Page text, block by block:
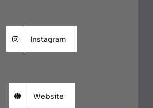
Instagram
Website